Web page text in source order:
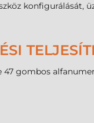
konfigurálását,
gombos